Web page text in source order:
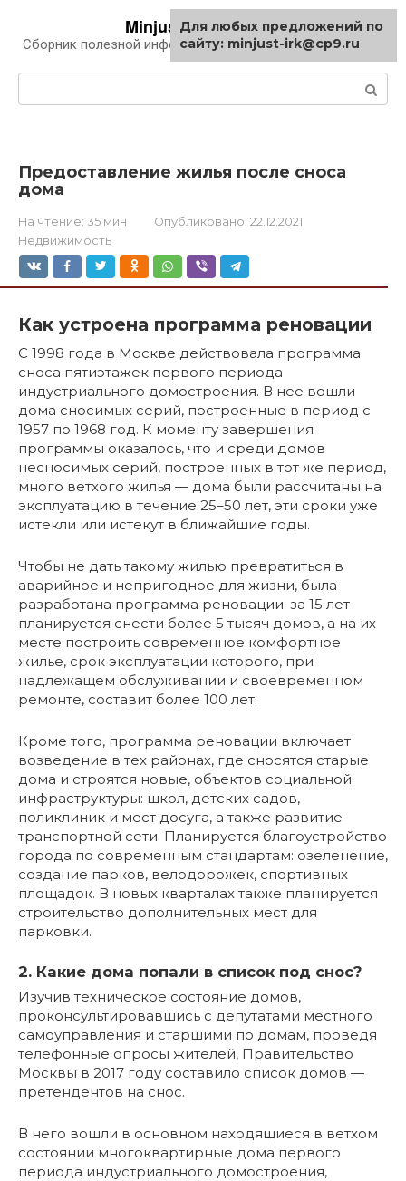
контенту
Minjust-irk.ru
Сборник полезной информации про автомобили
Предоставление жилья после сноса
дома
На чтение: 35 мин Опубликовано: 22.12.2021
Недвижимость
Как устроена программа реновации
С 1998 года в Москве действовала программа
сноса пятиэтажек первого периода
индустриального домостроения. В нее вошли
дома сносимых серий, построенные в период с
1957 по 1968 год. К моменту завершения
программы оказалось, что и среди домов
несносимых серий, построенных в тот же период,
много ветхого жилья — дома были рассчитаны на
эксплуатацию в течение 25–50 лет, эти сроки уже
истекли или истекут в ближайшие годы.
Чтобы не дать такому жилью превратиться в
аварийное и непригодное для жизни, была
разработана программа реновации: за 15 лет
планируется снести более 5 тысяч домов, а на их
месте построить современное комфортное
жилье, срок эксплуатации которого, при
надлежащем обслуживании и своевременном
ремонте, составит более 100 лет.
Кроме того, программа реновации включает
возведение в тех районах, где сносятся старые
дома и строятся новые, объектов социальной
инфраструктуры: школ, детских садов,
поликлиник и мест досуга, а также развитие
транспортной сети. Планируется благоустройство
города по современным стандартам: озеленение,
создание парков, велодорожек, спортивных
площадок. В новых кварталах также планируется
строительство дополнительных мест для
парковки.
2. Какие дома попали в список под снос?
Изучив техническое состояние домов,
проконсультировавшись с депутатами местного
самоуправления и старшими по домам, проведя
телефонные опросы жителей, Правительство
Москвы в 2017 году составило список домов —
претендентов на снос.
В него вошли в основном находящиеся в ветхом
состоянии многоквартирные дома первого
периода индустриального домостроения,
Для любых предложений по
сайту: minjust-irk@cp9.ru